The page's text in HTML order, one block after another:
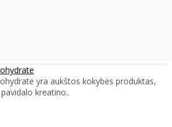
yra aukštos kokybės produktas,
kreatino..